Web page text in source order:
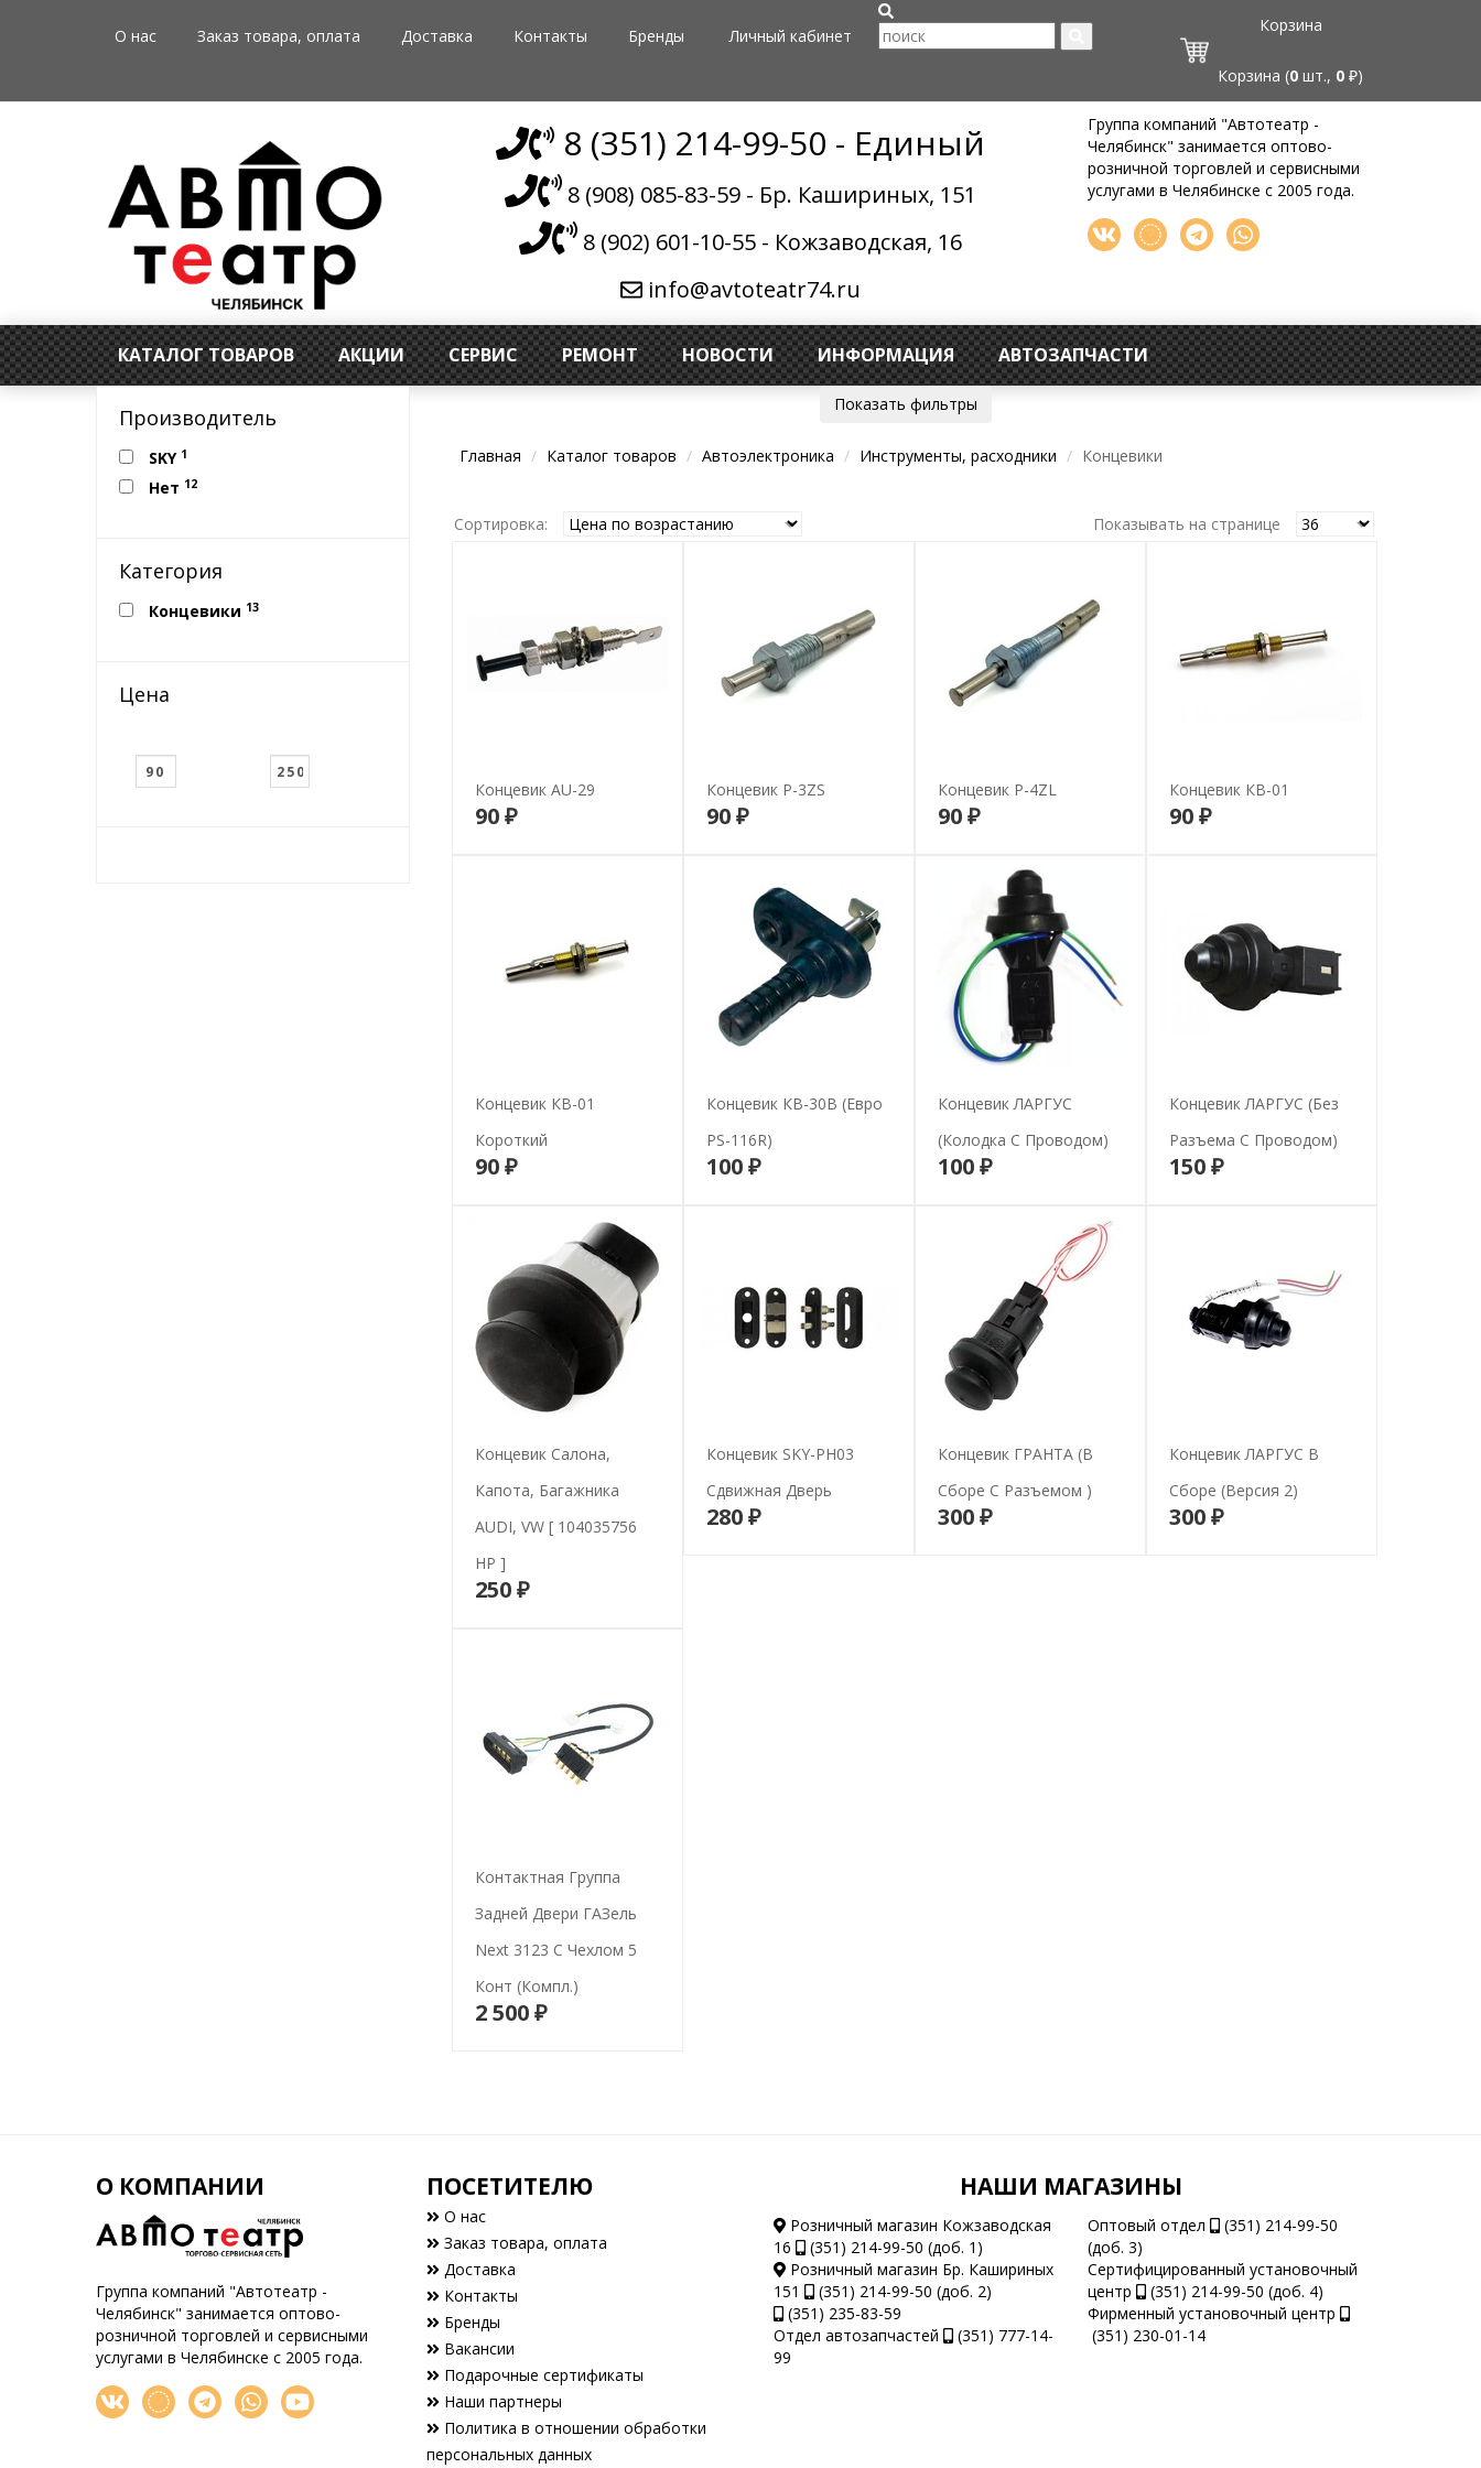
О нас Заказ товара, оплата Доставка Контакты Бренды Личный кабинет
Корзина
Корзина (0 шт., 0 ₽)
8 (351) 214-99-50 - Единый
8 (908) 085-83-59 - Бр. Кашириных, 151
8 (902) 601-10-55 - Кожзаводская, 16
info@avtoteatr74.ru
Группа компаний "Автотеатр -
Челябинск" занимается оптово-
розничной торговлей и сервисными
услугами в Челябинске с 2005 года.
КАТАЛОГ ТОВАРОВ АКЦИИ СЕРВИС РЕМОНТ НОВОСТИ ИНФОРМАЦИЯ АВТОЗАПЧАСТИ
Производитель
SKY 1
Нет 12
Категория
Концевики 13
Цена
Показать фильтры
Главная Каталог товаров Автоэлектроника Инструменты, расходники Концевики
Сортировка: Показывать на странице
Концевик AU-29
90 ₽
Концевик P-3ZS
90 ₽
Концевик P-4ZL
90 ₽
Концевик КВ-01
90 ₽
Концевик КВ-01
Короткий
90 ₽
Концевик КВ-30В (Евро
PS-116R)
100 ₽В корзину
Концевик ЛАРГУС
(колодка С Проводом)
100 ₽В корзину
Концевик ЛАРГУС (без
Разъема С Проводом)
150 ₽В корзину
Концевик Салона,
Капота, Багажника
AUDI, VW [ 104035756
HP ]
250 ₽В корзину
Концевик SKY-PH03
Сдвижная Дверь
280 ₽В корзину
Концевик ГРАНТА (в
Сборе С Разъемом )
300 ₽В корзину
Концевик ЛАРГУС В
Сборе (версия 2)
300 ₽В корзину
Контактная Группа
Задней Двери ГАЗель
Next 3123 С Чехлом 5
Конт (компл.)
2 500 ₽В корзину
О КОМПАНИИ
Группа компаний "Автотеатр -
Челябинск" занимается оптово-
розничной торговлей и сервисными
услугами в Челябинске с 2005 года.
ПОСЕТИТЕЛЮ
О нас
Заказ товара, оплата
Доставка
Контакты
Бренды
Вакансии
Подарочные сертификаты
Наши партнеры
Политика в отношении обработки
персональных данных
НАШИ МАГАЗИНЫ
Розничный магазин Кожзаводская
16
(351) 214-99-50 (доб. 1)
Розничный магазин Бр. Кашириных
151
(351) 214-99-50 (доб. 2)
(351) 235-83-59
Отдел автозапчастей
(351) 777-14-
99
Оптовый отдел
(351) 214-99-50
(доб. 3)
Сертифицированный установочный
центр
(351) 214-99-50 (доб. 4)
Фирменный установочный центр
(351) 230-01-14